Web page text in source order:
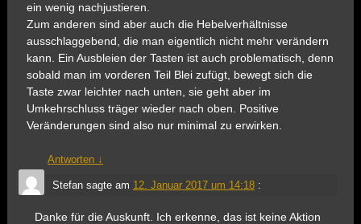
ein wenig nachjustieren.
Zum anderen sind aber auch die Hebelverhältnisse
ausschlaggebend, die man eigentlich nicht mehr verändern
kann. Ein Ausbleien der Tasten ist auch problematisch, denn
sobald man im vorderen Teil Blei zufügt, bewegt sich die
Taste zwar leichter nach unten, sie geht aber im
Umkehrschluss träger wieder nach oben. Positive
Veränderungen sind also nur minimal zu erwirken.
Antworten ↓
Stefansagte am 12. Januar 2017 um 14:18 :
Danke für die Auskunft. Ich erkenne, das ist keine Aktion